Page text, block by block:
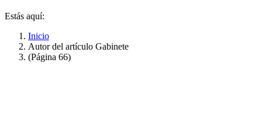
Estás aquí:
Inicio
Autor del artículo Gabinete
(Página 66)